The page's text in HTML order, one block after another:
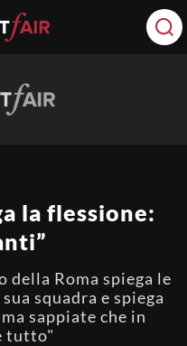
la flessione:
della Roma spiega le
squadra e spiega
sappiate che in
tutto"